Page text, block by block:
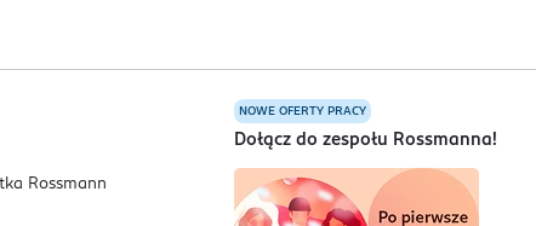
NOWE OFERTY PRACY
Dołącz do zespołu Rossmanna!